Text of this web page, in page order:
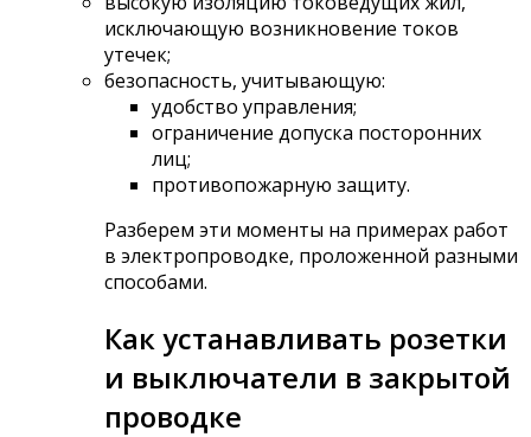
исключающую возникновение токов
утечек;
безопасность, учитывающую:
удобство управления;
ограничение допуска посторонних
лиц;
противопожарную защиту.
Разберем эти моменты на примерах работ
в электропроводке, проложенной разными
способами.
Как устанавливать розетки
и выключатели в закрытой
проводке